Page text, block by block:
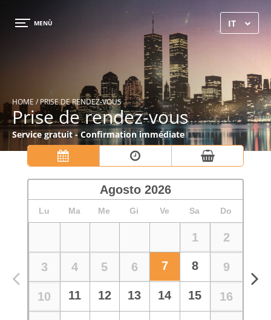
×
HOME
GALLERIA
SERVIZI
MENÙ IT
HOME / PRISE DE RENDEZ-VOUS
Prise de rendez-vous
Service gratuit - Confirmation immédiate